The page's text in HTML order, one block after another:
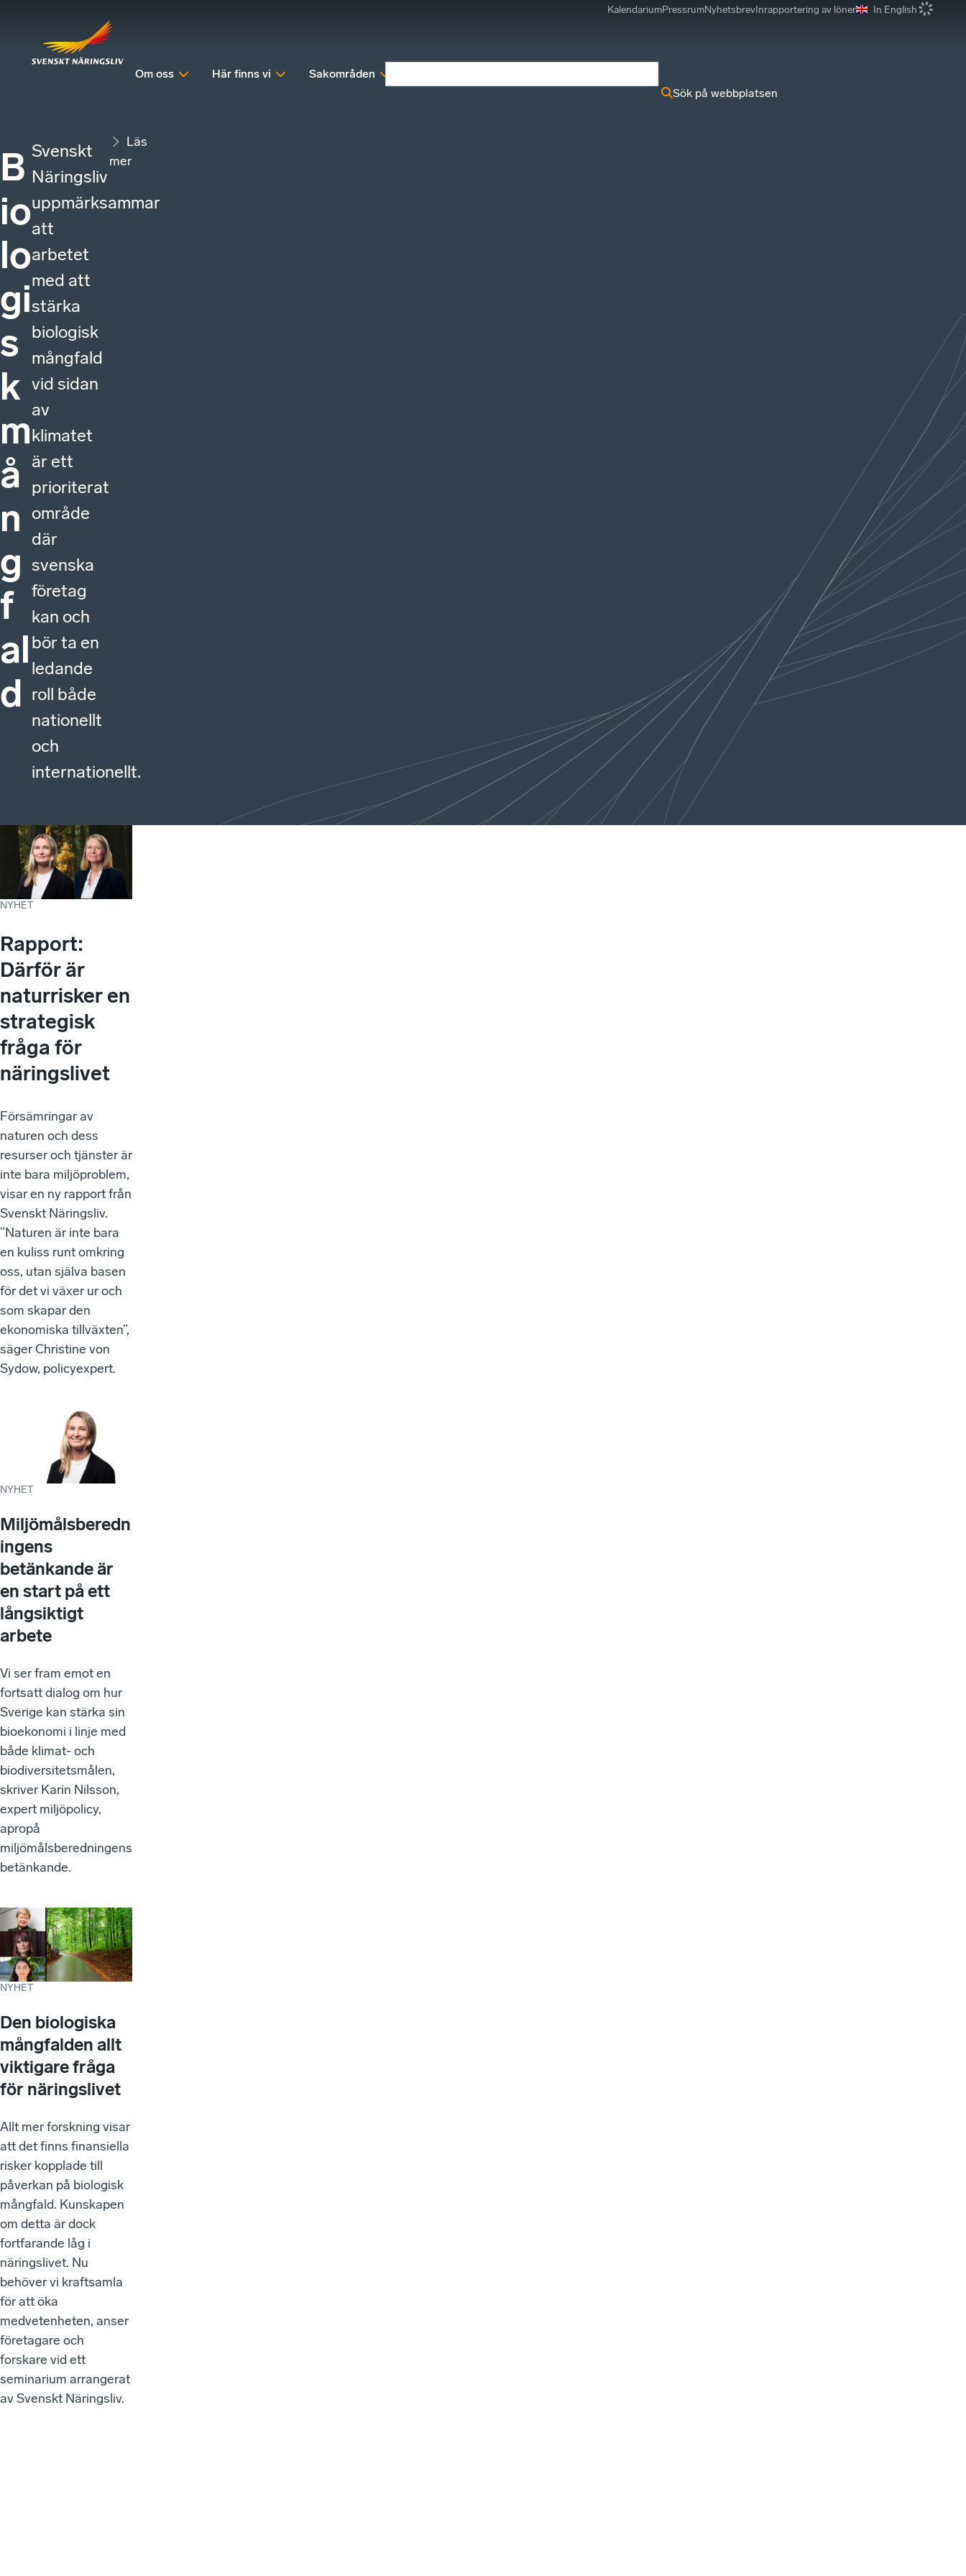
KalendariumPressrumNyhetsbrevInrapportering av löner In English
Om oss Här finns vi Sakområden
Sök på webbplatsen
B
io
lo
gi
s
k
m
å
n
g
f
al
d
Svenskt
Näringsliv
uppmärksammar
att
arbetet
med att
stärka
biologisk
mångfald
vid sidan
av
klimatet
är ett
prioriterat
område
där
svenska
företag
kan och
bör ta en
ledande
roll både
nationellt
och
internationellt.
Läs
mer
NYHET
Rapport:
Därför är
naturrisker en
strategisk
fråga för
näringslivet
Försämringar av
naturen och dess
resurser och tjänster är
inte bara miljöproblem,
visar en ny rapport från
Svenskt Näringsliv.
”Naturen är inte bara
en kuliss runt omkring
oss, utan själva basen
för det vi växer ur och
som skapar den
ekonomiska tillväxten”,
säger Christine von
Sydow, policyexpert.
NYHET
Miljömålsberedn
ingens
betänkande är
en start på ett
långsiktigt
arbete
Vi ser fram emot en
fortsatt dialog om hur
Sverige kan stärka sin
bioekonomi i linje med
både klimat- och
biodiversitetsmålen,
skriver Karin Nilsson,
expert miljöpolicy,
apropå
miljömålsberedningens
betänkande.
NYHET
Den biologiska
mångfalden allt
viktigare fråga
för näringslivet
Allt mer forskning visar
att det finns finansiella
risker kopplade till
påverkan på biologisk
mångfald. Kunskapen
om detta är dock
fortfarande låg i
näringslivet. Nu
behöver vi kraftsamla
för att öka
medvetenheten, anser
företagare och
forskare vid ett
seminarium arrangerat
av Svenskt Näringsliv.